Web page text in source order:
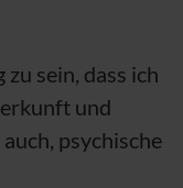
sein, dass ich
und
psychische